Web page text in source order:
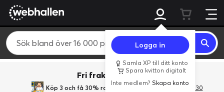
Logga in
Samla XP till ditt konto
Spara kvitton digitalt
Inte medlem?Skapa konto
Fri frakt över 800 kr.
Köp 3 och få 30% rabatt med rabattkoden 3Gives30